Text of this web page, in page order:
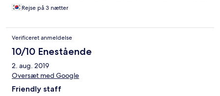
25쿠나). 맨 윗층 3개의 객실은 않좋은(하수구에서 나는) 냄새가 아
주 심함. 3박 하면서 냄새때문에 고생함.
Rejse på 3 nætter
Verificeret anmeldelse
10/10 Enestående
2. aug. 2019
Oversæt med Google
Friendly staff